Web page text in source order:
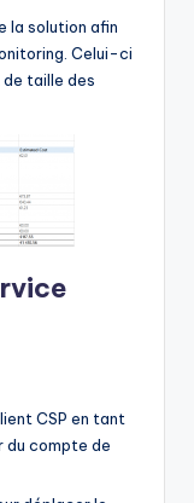
la solution afin
Celui-ci
taille des
CSP en tant
du compte de